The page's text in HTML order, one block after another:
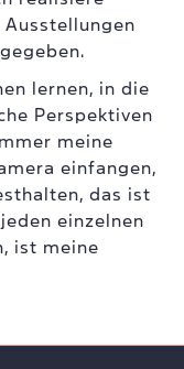
lernen, in die
Perspektiven
meine
einfangen,
das ist
einzelnen
ist meine